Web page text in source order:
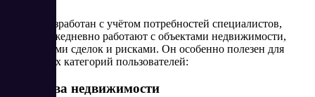
Сервис разработан с учётом потребностей специалистов,
которые ежедневно работают с объектами недвижимости,
участниками сделок и рисками. Он особенно полезен для
следующих категорий пользователей:
Агентства недвижимости